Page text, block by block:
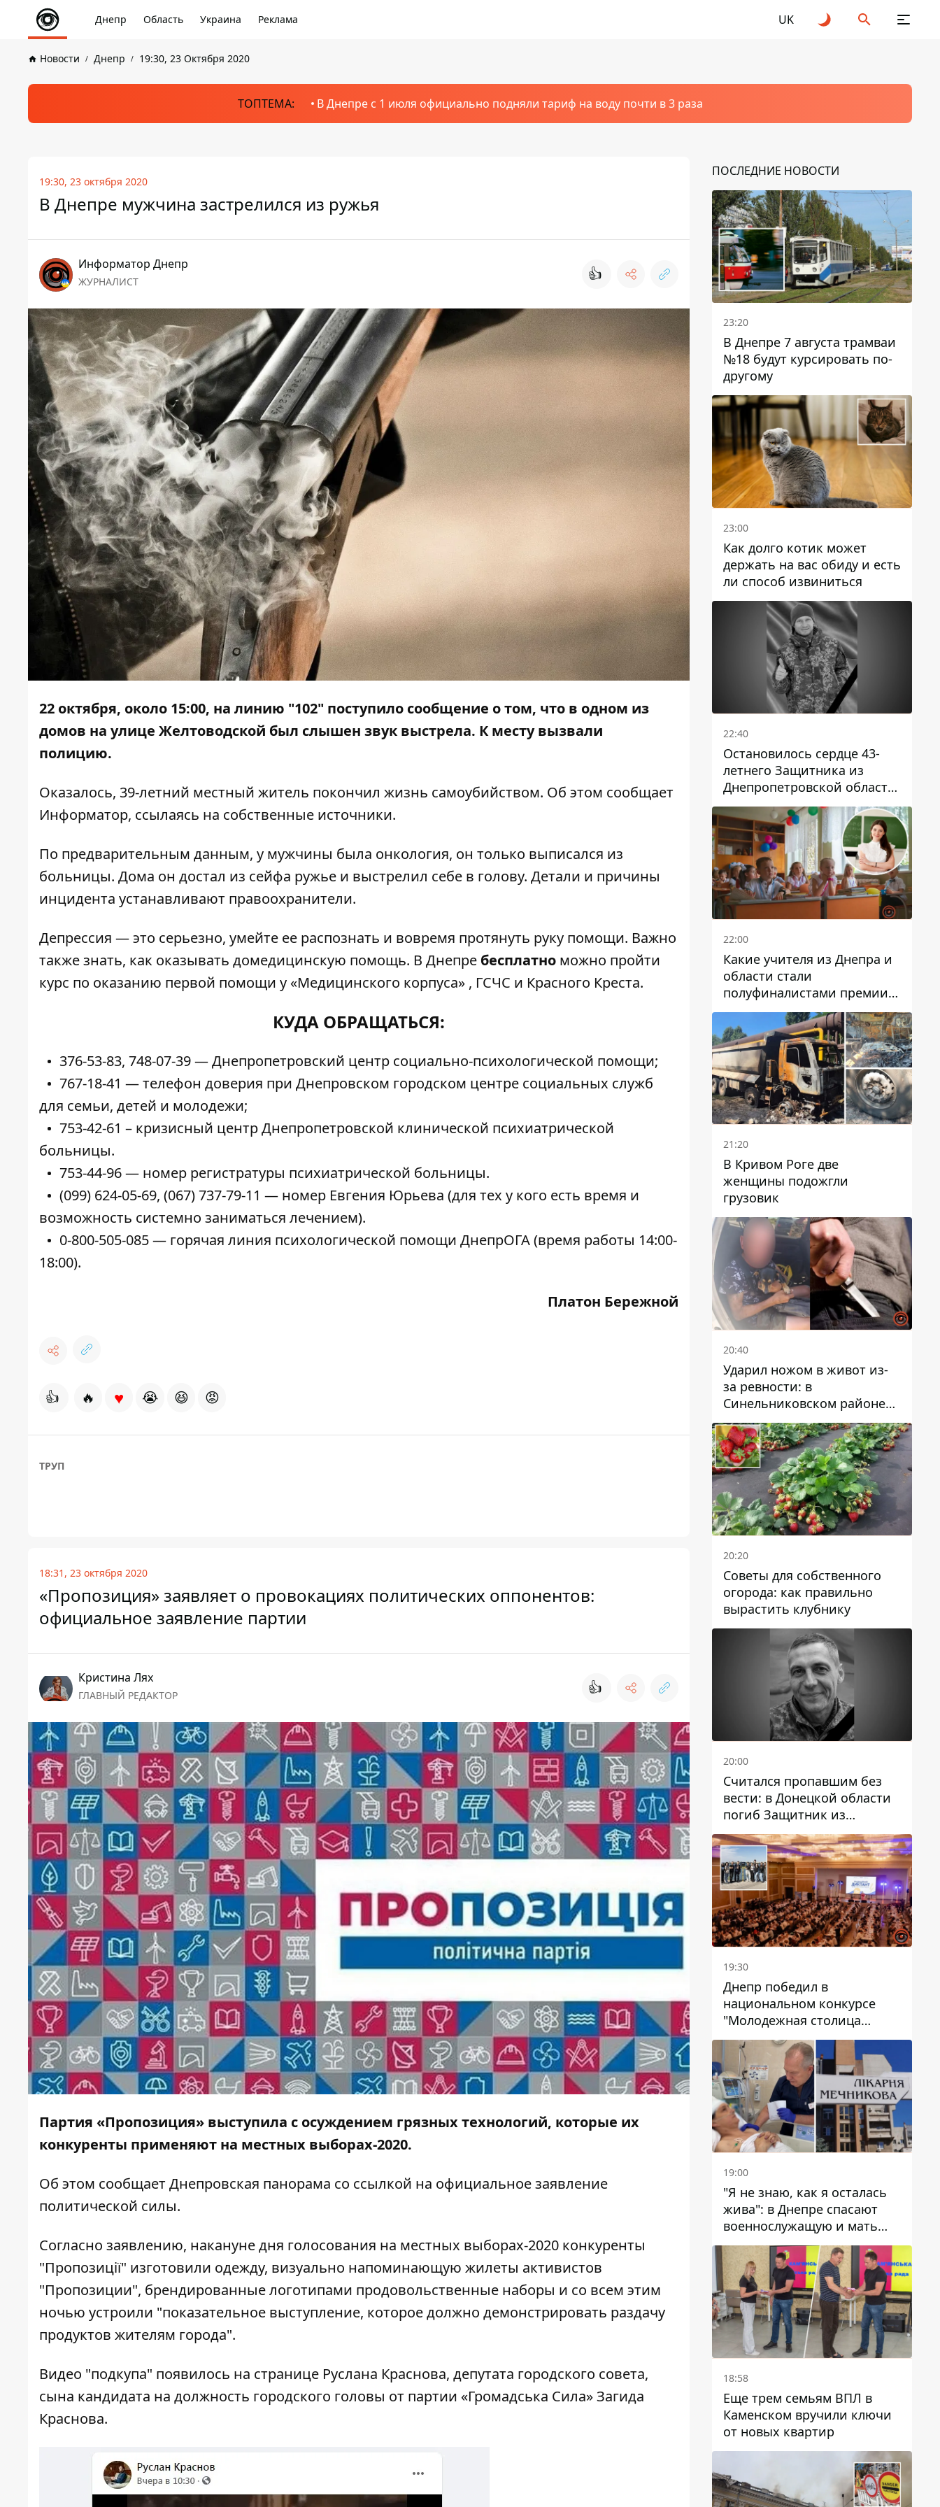
Днепр Область Украина Реклама UK
Новости Днепр 19:30, 23 Октября 2020
ТОПТЕМА: В Днепре с 1 июля официально подняли тариф на воду почти в 3 раза
19:30, 23 октября 2020
В Днепре мужчина застрелился из ружья
Информатор Днепр
ЖУРНАЛИСТ 👍
22 октября, около 15:00, на линию "102" поступило сообщение о том, что в одном из
домов на улице Желтоводской был слышен звук выстрела. К месту вызвали
полицию.
Оказалось, 39-летний местный житель покончил жизнь самоубийством. Об этом сообщает
Информатор, ссылаясь на собственные источники.
По предварительным данным, у мужчины была онкология, он только выписался из
больницы. Дома он достал из сейфа ружье и выстрелил себе в голову. Детали и причины
инцидента устанавливают правоохранители.
Депрессия — это серьезно, умейте ее распознать и вовремя протянуть руку помощи. Важно
также знать, как оказывать домедицинскую помощь. В Днепре бесплатно можно пройти
курс по оказанию первой помощи у «Медицинского корпуса» , ГСЧС и Красного Креста.
КУДА ОБРАЩАТЬСЯ:
376-53-83, 748-07-39 — Днепропетровский центр социально-психологической помощи;
767-18-41 — телефон доверия при Днепровском городском центре социальных служб
для семьи, детей и молодежи;
753-42-61 – кризисный центр Днепропетровской клинической психиатрической
больницы.
753-44-96 — номер регистратуры психиатрической больницы.
(099) 624-05-69, (067) 737-79-11 — номер Евгения Юрьева (для тех у кого есть время и
возможность системно заниматься лечением).
0-800-505-085 — горячая линия психологической помощи ДнепрОГА (время работы 14:00-
18:00).
Платон Бережной
👍 🔥 ♥ 😭 😆 😡
ТРУП
18:31, 23 октября 2020
«Пропозиция» заявляет о провокациях политических оппонентов:
официальное заявление партии
Кристина Лях
ГЛАВНЫЙ РЕДАКТОР 👍
Партия «Пропозиция» выступила с осуждением грязных технологий, которые их
конкуренты применяют на местных выборах-2020.
Об этом сообщает Днепровская панорама со ссылкой на официальное заявление
политической силы.
Согласно заявлению, накануне дня голосования на местных выборах-2020 конкуренты
"Пропозиції" изготовили одежду, визуально напоминающую жилеты активистов
"Пропозиции", брендированные логотипами продовольственные наборы и со всем этим
ночью устроили "показательное выступление, которое должно демонстрировать раздачу
продуктов жителям города".
Видео "подкупа" появилось на странице Руслана Краснова, депутата городского совета,
сына кандидата на должность городского головы от партии «Громадська Сила» Загида
Краснова.
ПОСЛЕДНИЕ НОВОСТИ
23:20
В Днепре 7 августа трамваи
№18 будут курсировать по-
другому
23:00
Как долго котик может
держать на вас обиду и есть
ли способ извиниться
22:40
Остановилось сердце 43-
летнего Защитника из
Днепропетровской области
Евгения Зинченко
22:00
Какие учителя из Днепра и
области стали
полуфиналистами премии
Global Teacher Prize Ukraine
2026
21:20
В Кривом Роге две
женщины подожгли
грузовик
20:40
Ударил ножом в живот из-
за ревности: в
Синельниковском районе
задержали 49-летнего
мужчину за убийство
20:20
Советы для собственного
огорода: как правильно
вырастить клубнику
20:00
Считался пропавшим без
вести: в Донецкой области
погиб Защитник из
Каменского Антон
Красовский
19:30
Днепр победил в
национальном конкурсе
"Молодежная столица
Украины – 2026"
19:00
"Я не знаю, как я осталась
жива": в Днепре спасают
военнослужащую и мать
четверых детей, которую
ранил КАБ
18:58
Еще трем семьям ВПЛ в
Каменском вручили ключи
от новых квартир